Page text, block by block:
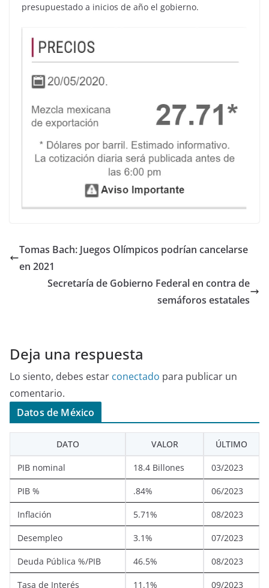
presupuestado a inicios de año el gobierno.
Tomas Bach: Juegos Olímpicos podrían cancelarse
en 2021
Secretaría de Gobierno Federal en contra de
semáforos estatales
Deja una respuesta
Lo siento, debes estar conectado para publicar un
comentario.
Datos de México
DATO VALOR ÚLTIMO
PIB nominal 18.4 Billones 03/2023
PIB % .84% 06/2023
Inflación 5.71% 08/2023
Desempleo 3.1% 07/2023
Deuda Pública %/PIB 46.5% 08/2023
Tasa de Interés 11.1% 09/2023